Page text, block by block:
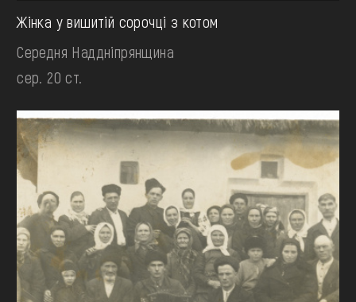
Жінка у вишитій сорочці з котом
Середня Наддніпрянщина
сер. 20 ст.